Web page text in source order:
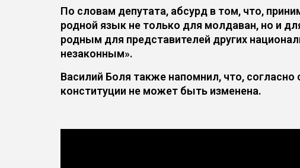
По словам депутата, абсурд в том, что,
родной язык не только для молдаван, но и
родным для представителей других
незаконным».
Василий Боля также напомнил, что,
конституции не может быть изменена.